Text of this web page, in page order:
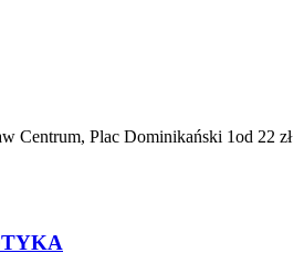
Centrum, Plac Dominikański 1od 22 zł